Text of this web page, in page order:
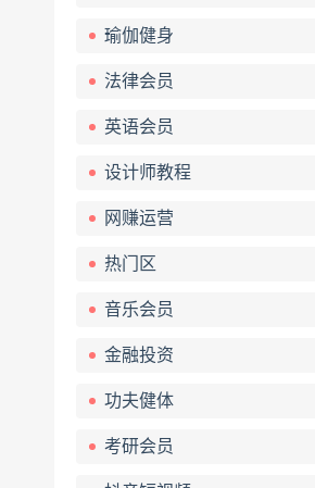
瑜伽健身
法律会员
英语会员
设计师教程
网赚运营
热门区
音乐会员
金融投资
功夫健体
考研会员